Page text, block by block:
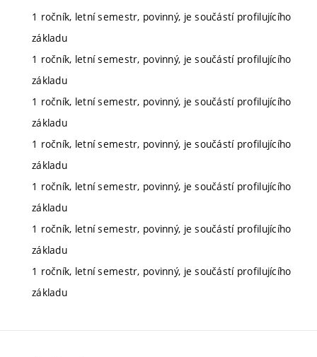
1 ročník, letní semestr, povinný, je součástí profilujícího
základu
1 ročník, letní semestr, povinný, je součástí profilujícího
základu
1 ročník, letní semestr, povinný, je součástí profilujícího
základu
1 ročník, letní semestr, povinný, je součástí profilujícího
základu
1 ročník, letní semestr, povinný, je součástí profilujícího
základu
1 ročník, letní semestr, povinný, je součástí profilujícího
základu
1 ročník, letní semestr, povinný, je součástí profilujícího
základu